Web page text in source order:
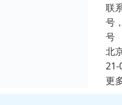
联
号
号
北
21-
更